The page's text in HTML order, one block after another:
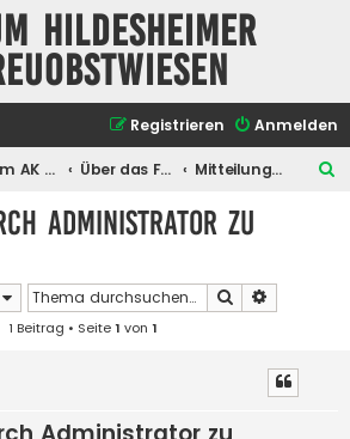
Hildesheimer
Anmelden
Registrieren
Forum AK Hildesheimer Streuobstwiesen Über das Forum selber Mitteilungen der Administratoren
Administrator zu
Suche
1 Beitrag • Seite1 von 1